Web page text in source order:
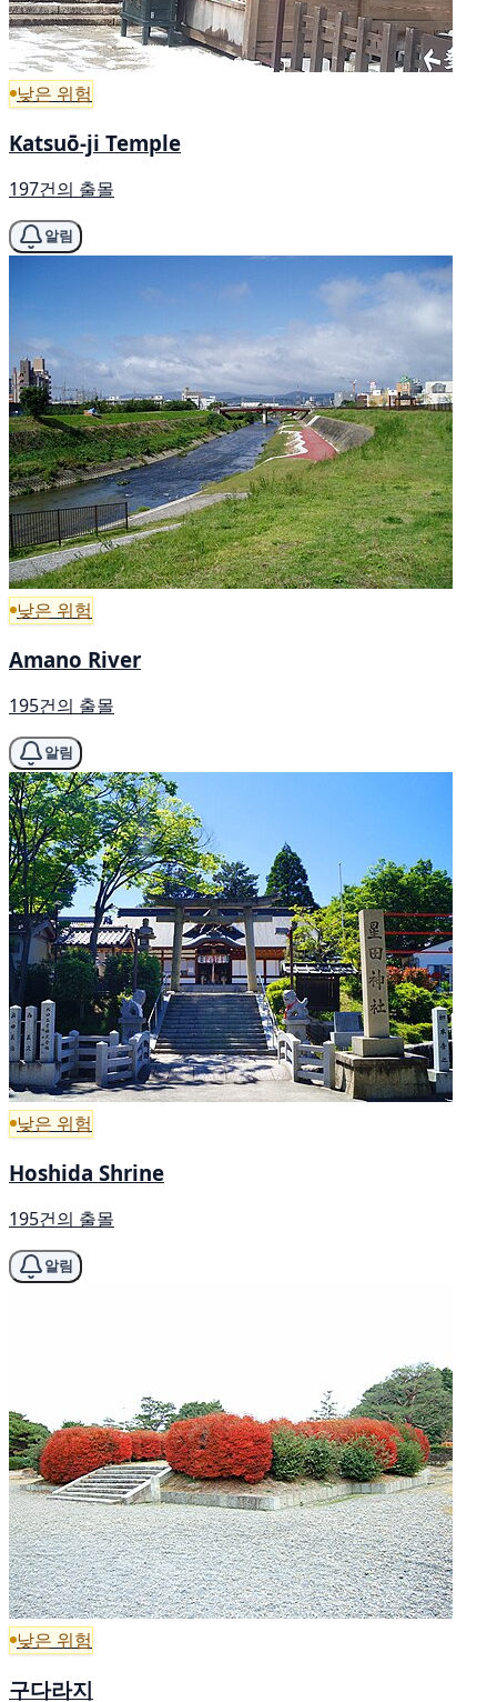
낮은 위험
Katsuō-ji Temple
197건의 출몰
알림
낮은 위험
Amano River
195건의 출몰
알림
낮은 위험
Hoshida Shrine
195건의 출몰
알림
낮은 위험
구다라지